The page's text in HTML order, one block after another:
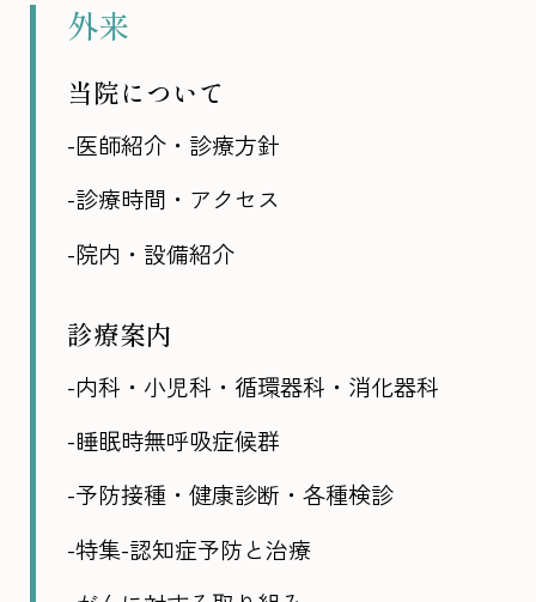
外来
当院について
-医師紹介・診療方針
-診療時間・アクセス
-院内・設備紹介
診療案内
-内科・小児科・循環器科・消化器科
-睡眠時無呼吸症候群
-予防接種・健康診断・各種検診
-特集-認知症予防と治療